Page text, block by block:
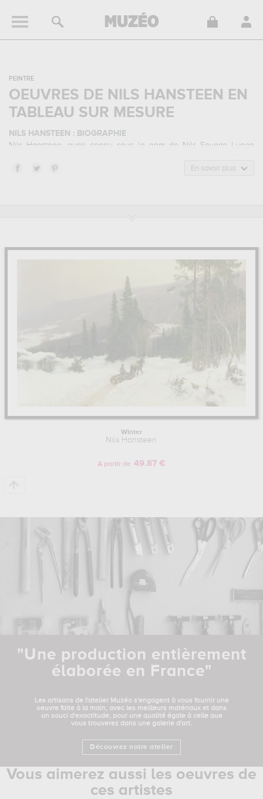
PEINTRE
OEUVRES DE NILS HANSTEEN EN
TABLEAU SUR MESURE
NILS HANSTEEN : BIOGRAPHIE
Nils Hansteen, aussi connu sous le nom de Nils Severin Lynge
Mo i Rana, Norvège, et mort en 1912 à Christiania, Norvège. Nils
NILS HANSTEEN : SES PRINCIPALES OEUVRES
animaux, paysage... Muzéo vous propose des reproductions de
tableaux de grande qualité des principales œuvres de Nils
Pour en savoir plus sur la vie et l'œuvre de Nils Hansteen.
En savoir plus
Winter
Nils Hansteen
A partir de 49.87 €
"Une production entièrement
élaborée en France"
Les artisans de l'atelier Muzéo s'engagent à vous fournir une
oeuvre faite à la main, avec les meilleurs matériaux et dans
un souci d'exactitude, pour une qualité égale à celle que
vous trouverez dans une galerie d'art.
Découvrez notre atelier
Vous aimerez aussi les oeuvres de
ces artistes